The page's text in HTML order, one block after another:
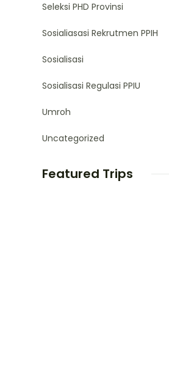
Seleksi PHD Provinsi
Sosialiasasi Rekrutmen PPIH
Sosialisasi
Sosialisasi Regulasi PPIU
Umroh
Uncategorized
Featured Trips